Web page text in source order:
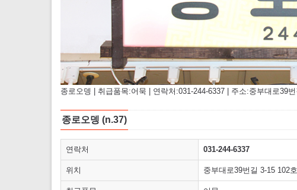
종로오뎅 | 취급품목:어묵 | 연락처:031-244-6337 | 주소:중부대로39
종로오뎅 (n.37)
연락처 031-244-6337
위치 중부대로39번길 3-15 102